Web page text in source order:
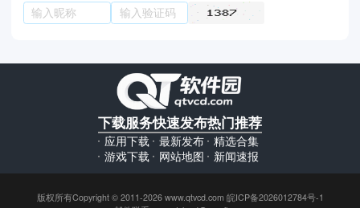
下载服务
应用下载
游戏下载
快速发布
最新发布
网站地图
热门推荐
精选合集
新闻速报
版权所有Copyright © 2011-2026 www.qtvcd.com 皖ICP备2026012784号-1